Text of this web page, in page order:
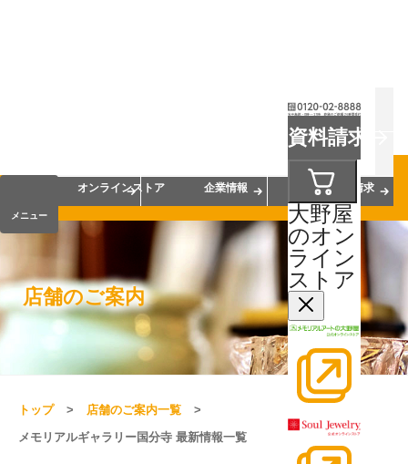
資料請求
大野屋
のオン
ライン
ストア
メニュー
会員サービス
オンラインストア
企業情報 資料請求
店舗のご案内
トップ
店舗のご案内一覧
メモリアルギャラリー国分寺 最新情報一覧